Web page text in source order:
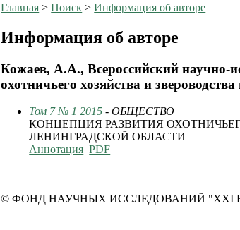
Главная >Поиск >Информация об авторе
Информация об авторе
Кожаев, А.А., Всероссийский научно-
охотничьего хозяйства и
Том 7 № 1 2015 - ОБЩЕСТВО
КОНЦЕПЦИЯ РАЗВИТИЯ
ЛЕНИНГРАДСКОЙ ОБЛАСТИ
Аннотация PDF
© ФОНД НАУЧНЫХ ИССЛЕДОВАНИЙ "XXI